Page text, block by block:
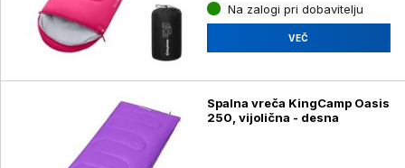
Na zalogi pri dobavitelju
VEČ
Spalna vreča KingCamp Oasis
250, vijolična - desna